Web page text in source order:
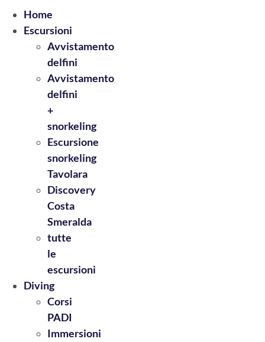
Home
Escursioni
Avvistamento
delfini
Avvistamento
delfini
+
snorkeling
Escursione
snorkeling
Tavolara
Discovery
Costa
Smeralda
tutte
le
escursioni
Diving
Corsi
PADI
Immersioni